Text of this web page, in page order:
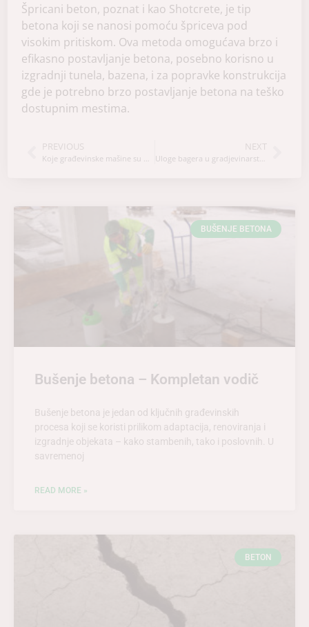
Špricani beton, poznat i kao Shotcrete, je tip
betona koji se nanosi pomoću špriceva pod
visokim pritiskom. Ova metoda omogućava brzo i
efikasno postavljanje betona, posebno korisno u
izgradnji tunela, bazena, i za popravke konstrukcija
gde je potrebno brzo postavljanje betona na teško
dostupnim mestima.
PREVIOUS
Koje građevinske mašine su potrebne za rušenje objekata?
NEXT
Uloge bagera u gradjevinarstvu
BUŠENJE BETONA
Bušenje betona – Kompletan vodič
Bušenje betona je jedan od ključnih građevinskih
procesa koji se koristi prilikom adaptacija, renoviranja i
izgradnje objekata – kako stambenih, tako i poslovnih. U
savremenoj
READ MORE »
BETON